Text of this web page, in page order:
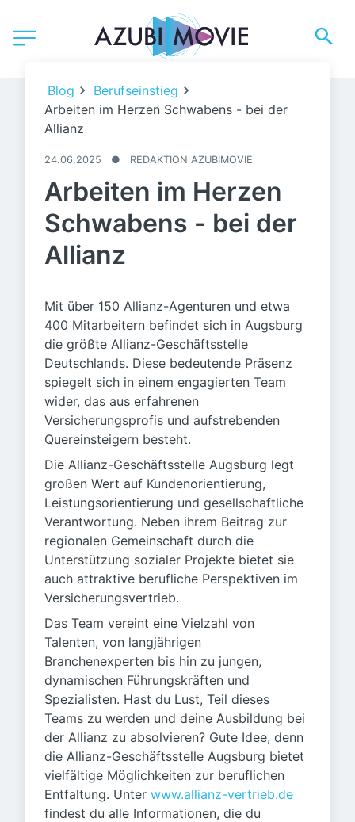
Blog
Berufseinstieg
Arbeiten im Herzen Schwabens - bei der
Allianz
24.06.2025 ● REDAKTION AZUBIMOVIE
Arbeiten im Herzen
Schwabens - bei der
Allianz
Mit über 150 Allianz-Agenturen und etwa
400 Mitarbeitern befindet sich in Augsburg
die größte Allianz-Geschäftsstelle
Deutschlands. Diese bedeutende Präsenz
spiegelt sich in einem engagierten Team
wider, das aus erfahrenen
Versicherungsprofis und aufstrebenden
Quereinsteigern besteht.
Die Allianz-Geschäftsstelle Augsburg legt
großen Wert auf Kundenorientierung,
Leistungsorientierung und gesellschaftliche
Verantwortung. Neben ihrem Beitrag zur
regionalen Gemeinschaft durch die
Unterstützung sozialer Projekte bietet sie
auch attraktive berufliche Perspektiven im
Versicherungsvertrieb.
Das Team vereint eine Vielzahl von
Talenten, von langjährigen
Branchenexperten bis hin zu jungen,
dynamischen Führungskräften und
Spezialisten. Hast du Lust, Teil dieses
Teams zu werden und deine Ausbildung bei
der Allianz zu absolvieren? Gute Idee, denn
die Allianz-Geschäftsstelle Augsburg bietet
vielfältige Möglichkeiten zur beruflichen
Entfaltung. Unter www.allianz-vertrieb.de
findest du alle Informationen, die du